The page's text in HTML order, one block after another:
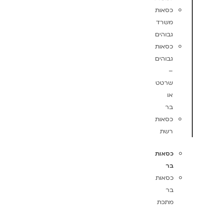
כסאות
משרד
גבוהים
כסאות
גבוהים
–
שרטט
או
בר
כסאות
רשת
כסאות
בר
כסאות
בר
מתכת